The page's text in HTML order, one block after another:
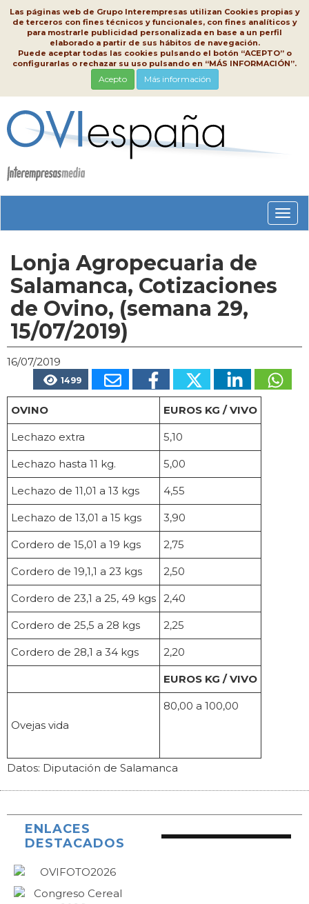
Las páginas web de Grupo Interempresas utilizan Cookies propias y
de terceros con fines técnicos y funcionales, con fines analíticos y
para mostrarle publicidad personalizada en base a un perfil
elaborado a partir de sus hábitos de navegación.
Puede aceptar todas las cookies pulsando el botón “ACEPTO” o
configurarlas o rechazar su uso pulsando en “MÁS INFORMACIÓN”.
Acepto Más información
Lonja Agropecuaria de
Salamanca, Cotizaciones
de Ovino, (semana 29,
15/07/2019)
16/07/2019
1499
OVINO EUROS KG / VIVO
Lechazo extra 5,10
Lechazo hasta 11 kg. 5,00
Lechazo de 11,01 a 13 kgs 4,55
Lechazo de 13,01 a 15 kgs 3,90
Cordero de 15,01 a 19 kgs 2,75
Cordero de 19,1,1 a 23 kgs 2,50
Cordero de 23,1 a 25, 49 kgs 2,40
Cordero de 25,5 a 28 kgs 2,25
Cordero de 28,1 a 34 kgs 2,20
EUROS KG / VIVO
Ovejas vida
80,00 a 100,00
Datos: Diputación de Salamanca
ENLACES
DESTACADOS